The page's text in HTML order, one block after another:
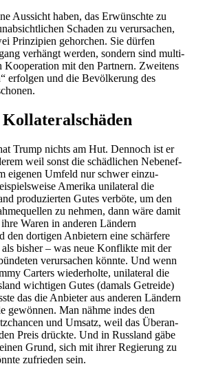
Aussicht haben, das Erwünschte zu
Schaden zu verur­sachen,
Prinzipien gehorchen. Sie dürfen
verhängt werden, sondern sind multi­
Koope­ration mit den Partnern. Zweitens
erfolgen und die Bevöl­kerung des
Trump nichts am Hut. Dennoch ist er
weil sonst die schäd­lichen Neben­ef­
eigenen Umfeld nur schwer einzu­
Amerika unila­teral die
produ­zierten Gutes verböte, um den
zu nehmen, dann wäre damit
Waren in anderen Ländern
den dortigen Anbietern eine schärfere
bisher – was neue Konflikte mit der
verur­sachen könnte. Und wenn
Carters wieder­holte, unila­teral die
wichtigen Gutes (damals Getreide)
das die Anbieter aus anderen Ländern
gewönnen. Man nähme indes den
und Umsatz, weil das Überan­
Preis drückte. Und in Russland gäbe
Grund, sich mit ihrer Regierung zu
zufrieden sein.